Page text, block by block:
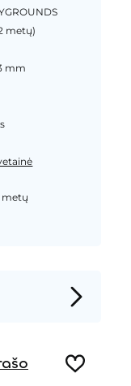
metų)
mm
metų